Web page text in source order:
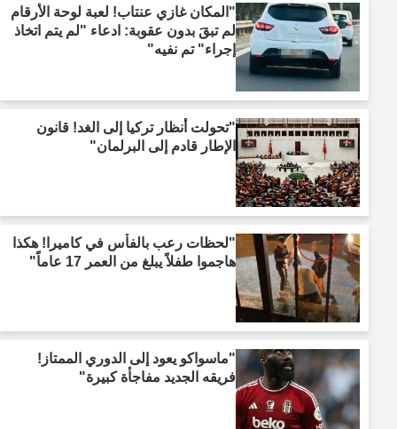
"المكان غازي عنتاب! لعبة لوحة الأرقام
لم تبقَ بدون عقوبة: ادعاء "لم يتم اتخاذ
إجراء" تم نفيه"
"تحولت أنظار تركيا إلى الغد! قانون
الإطار قادم إلى البرلمان"
"لحظات رعب بالفأس في كاميرا! هكذا
هاجموا طفلاً يبلغ من العمر 17 عاماً"
"ماسواكو يعود إلى الدوري الممتاز!
فريقه الجديد مفاجأة كبيرة"